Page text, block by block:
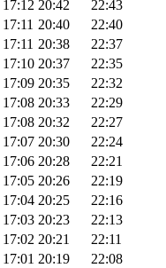
17:12 20:42
22:43
17:11 20:40
22:40
17:11 20:38
22:37
17:10 20:37
22:35
17:09 20:35
22:32
17:08 20:33
22:29
17:08 20:32
22:27
17:07 20:30
22:24
17:06 20:28
22:21
17:05 20:26
22:19
17:04 20:25
22:16
17:03 20:23
22:13
17:02 20:21
22:11
17:01 20:19
22:08